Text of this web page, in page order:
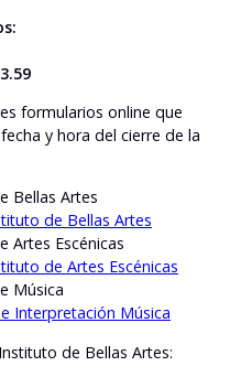
formularios online que
y hora del cierre de la
Bellas Artes
de Bellas Artes
Artes Escénicas
de Artes Escénicas
Música
Interpretación Música
de Bellas Artes: